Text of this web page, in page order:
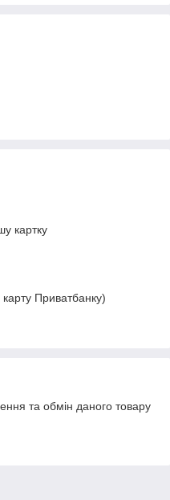
картку
карту Приватбанку)
та обмін даного товару